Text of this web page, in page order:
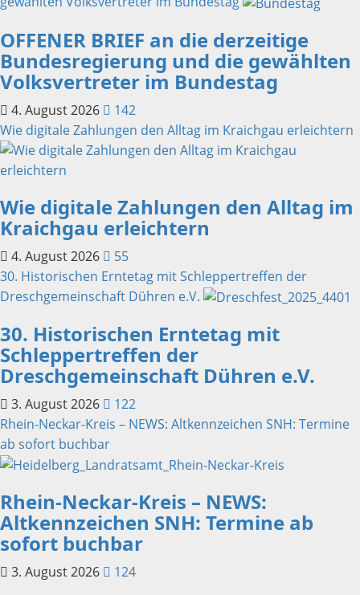
OFFENER BRIEF an die derzeitige
Bundesregierung und die gewählten
Volksvertreter im Bundestag
4. August 2026
142
Wie digitale Zahlungen den Alltag im Kraichgau erleichtern
Wie digitale Zahlungen den Alltag im
Kraichgau erleichtern
4. August 2026
55
30. Historischen Erntetag mit Schleppertreffen der
Dreschgemeinschaft Dühren e.V.
30. Historischen Erntetag mit
Schleppertreffen der
Dreschgemeinschaft Dühren e.V.
3. August 2026
122
Rhein-Neckar-Kreis – NEWS: Altkennzeichen SNH: Termine
ab sofort buchbar
Rhein-Neckar-Kreis – NEWS:
Altkennzeichen SNH: Termine ab
sofort buchbar
3. August 2026
124